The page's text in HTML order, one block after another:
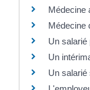
Médecine
Médecine
Un salarié
Un
Un salarié